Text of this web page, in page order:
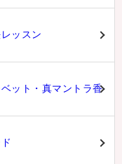
ッスン
ット・真マントラ香